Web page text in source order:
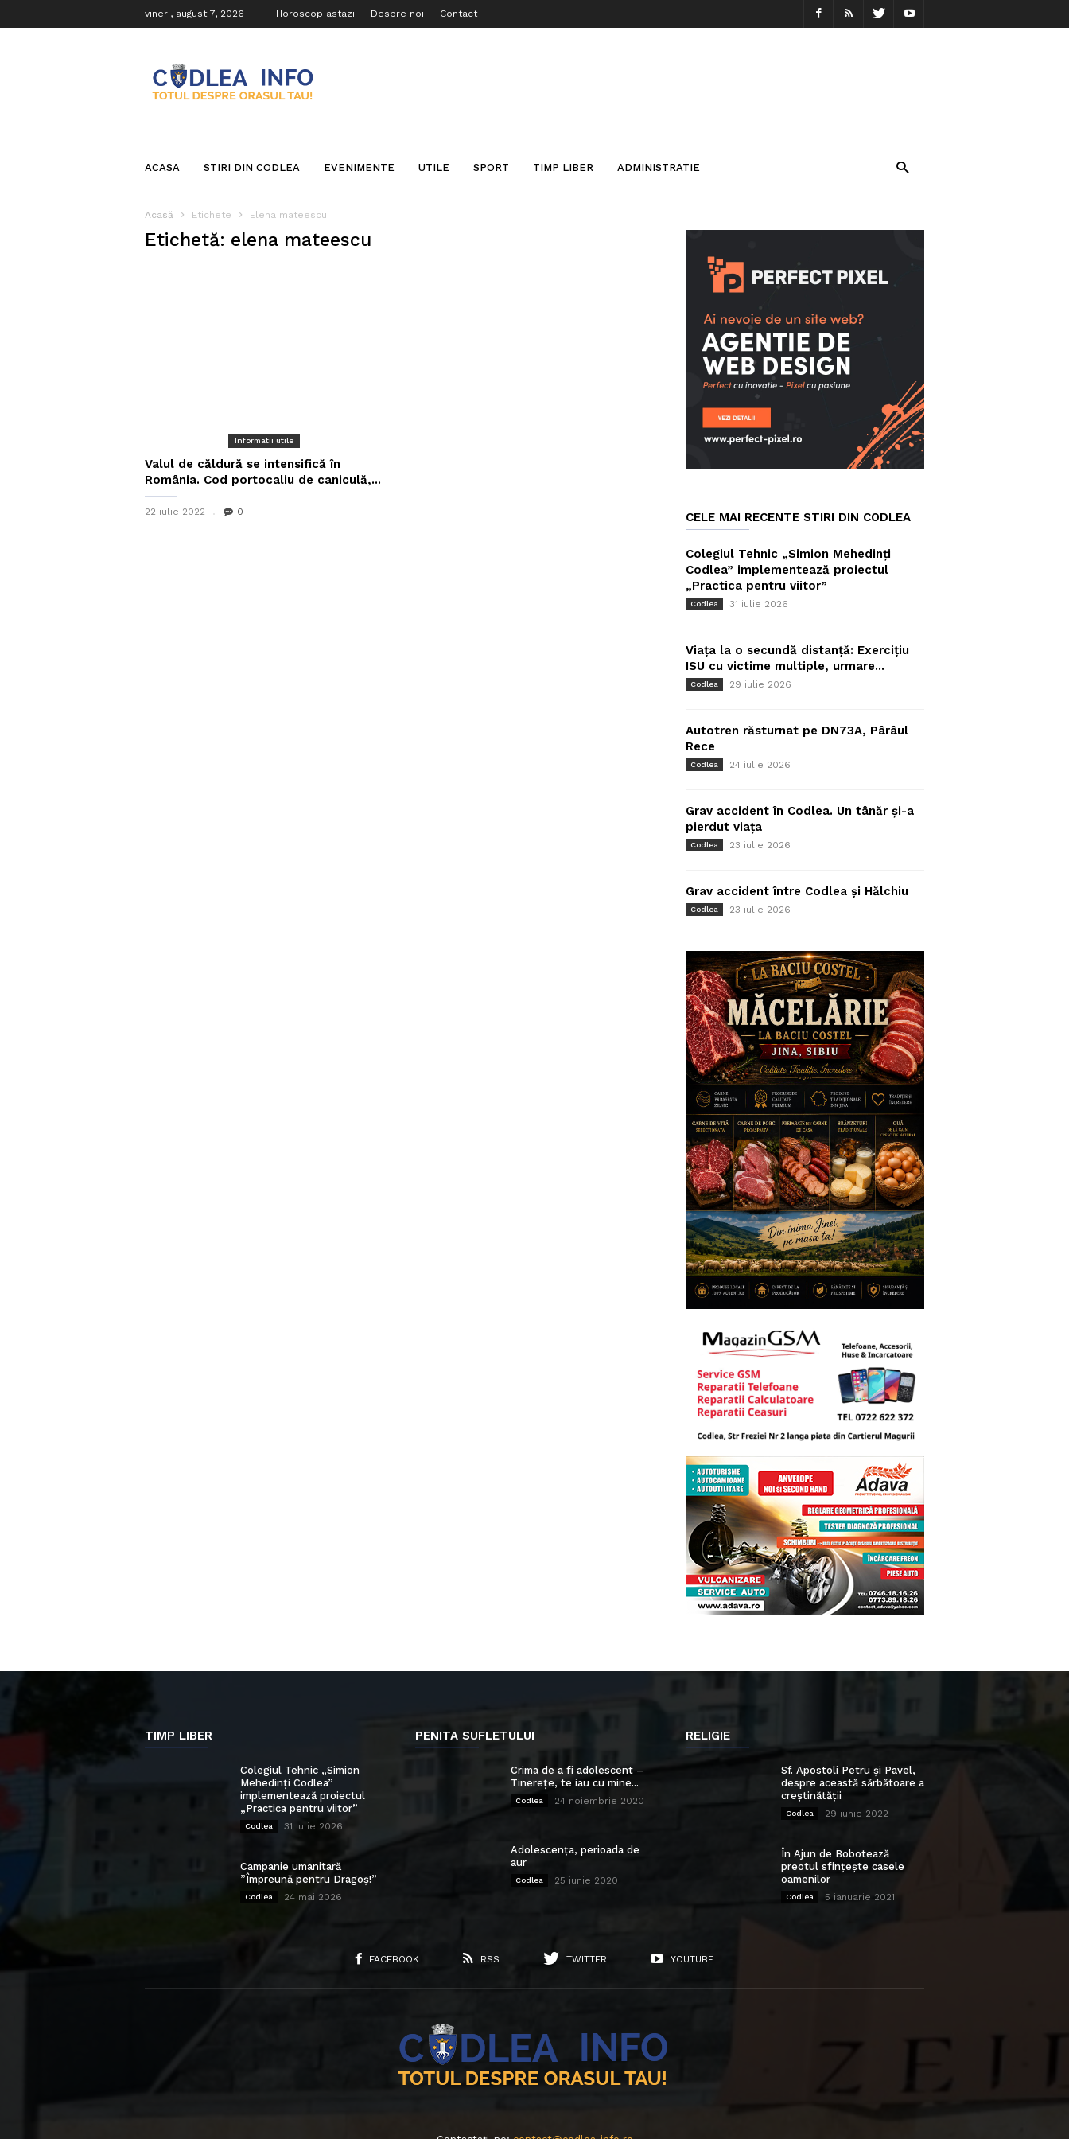
vineri, august 7, 2026 Horoscop astazi Despre noi Contact
Info
ACASA STIRI DIN CODLEA EVENIMENTE UTILE SPORT TIMP LIBER ADMINISTRATIE
Acasă Etichete Elena mateescu
Etichetă: elena mateescu
Informatii utile
Valul de căldură se intensifică în
România. Cod portocaliu de caniculă,...
22 iulie 2022 0 CELE MAI RECENTE STIRI DIN CODLEA
Colegiul Tehnic „Simion Mehedinți
Codlea” implementează proiectul
„Practica pentru viitor”
Codlea 31 iulie 2026
Viața la o secundă distanță: Exercițiu
ISU cu victime multiple, urmare...
Codlea 29 iulie 2026
Autotren răsturnat pe DN73A, Pârâul
Rece
Codlea 24 iulie 2026
Grav accident în Codlea. Un tânăr și-a
pierdut viața
Codlea 23 iulie 2026
Grav accident între Codlea și Hălchiu
Codlea 23 iulie 2026
TIMP LIBER
Colegiul Tehnic „Simion
Mehedinți Codlea”
implementează proiectul
„Practica pentru viitor”
Codlea 31 iulie 2026
Campanie umanitară
”Împreună pentru Dragoș!”
Codlea 24 mai 2026
PENITA SUFLETULUI
Crima de a fi adolescent –
Tinerețe, te iau cu mine...
Codlea 24 noiembrie 2020
Adolescența, perioada de
aur
Codlea 25 iunie 2020
RELIGIE
Sf. Apostoli Petru și Pavel,
despre această sărbătoare a
creștinătății
Codlea 29 iunie 2022
În Ajun de Bobotează
preotul sfințește casele
oamenilor
Codlea 5 ianuarie 2021
FACEBOOK RSS TWITTER YOUTUBE